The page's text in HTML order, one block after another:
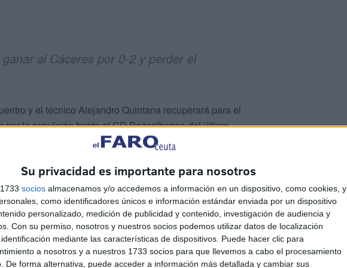
Su privacidad es importante para nosotros
socios almacenamos y/o accedemos a información en un dispositivo, como cookies, y
como identificadores únicos e información estándar enviada por un dispositivo
personalizado, medición de publicidad y contenido, investigación de audiencia y
Con su permiso, nosotros y nuestros socios podemos utilizar datos de localización
mediante las características de dispositivos. Puede hacer clic para
a nosotros y a nuestros 1733 socios para que llevemos a cabo el procesamiento
De forma alternativa, puede acceder a información más detallada y cambiar sus
al Cáceres por 0-2 y perder el
y el técnico Alejandro Quintana recuperará para el
la expulsión frente al CD Pozoalbense del último
a haber un cambio en el liderato que pasa a
Cáceres por 0-2 y ha aprovechado la derrota del
UD por 4-3, en un partido apasionante e igualado que